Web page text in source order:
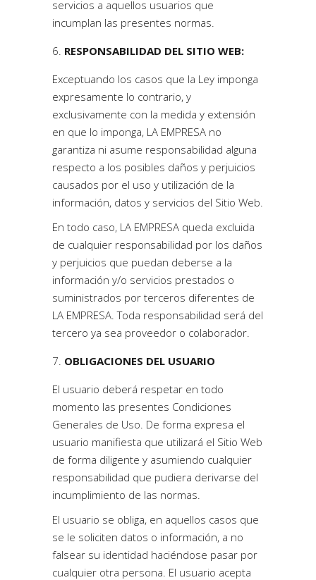
servicios a aquellos usuarios que
incumplan las presentes normas.
RESPONSABILIDAD DEL SITIO WEB:
Exceptuando los casos que la Ley imponga
expresamente lo contrario, y
exclusivamente con la medida y extensión
en que lo imponga, LA EMPRESA no
garantiza ni asume responsabilidad alguna
respecto a los posibles daños y perjuicios
causados por el uso y utilización de la
información, datos y servicios del Sitio Web.
En todo caso, LA EMPRESA queda excluida
de cualquier responsabilidad por los daños
y perjuicios que puedan deberse a la
información y/o servicios prestados o
suministrados por terceros diferentes de
LA EMPRESA. Toda responsabilidad será del
tercero ya sea proveedor o colaborador.
OBLIGACIONES DEL USUARIO
El usuario deberá respetar en todo
momento las presentes Condiciones
Generales de Uso. De forma expresa el
usuario manifiesta que utilizará el Sitio Web
de forma diligente y asumiendo cualquier
responsabilidad que pudiera derivarse del
incumplimiento de las normas.
El usuario se obliga, en aquellos casos que
se le soliciten datos o información, a no
falsear su identidad haciéndose pasar por
cualquier otra persona. El usuario acepta